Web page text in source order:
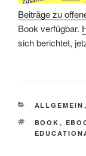
Beiträge zu
Book verfügbar.
sich berichtet,
KATEGORIEN
ALLGEMEIN ,
BOOK ,